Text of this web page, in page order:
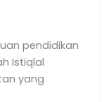
pendidikan
Istiqlal
yang